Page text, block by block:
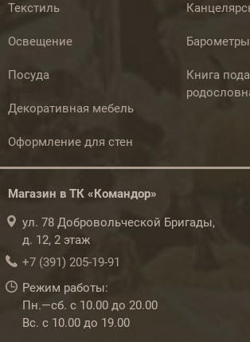
Текстиль
Освещение
Посуда
Декоративная мебель
Оформление для стен
Книга
Магазин в ТК «Командор»
ул. 78 Добровольческой Бригады,
д. 12, 2 этаж
+7 (391) 205-19-91
Режим работы:
Пн.—сб. с 10.00 до 20.00
Вс. с 10.00 до 19.00